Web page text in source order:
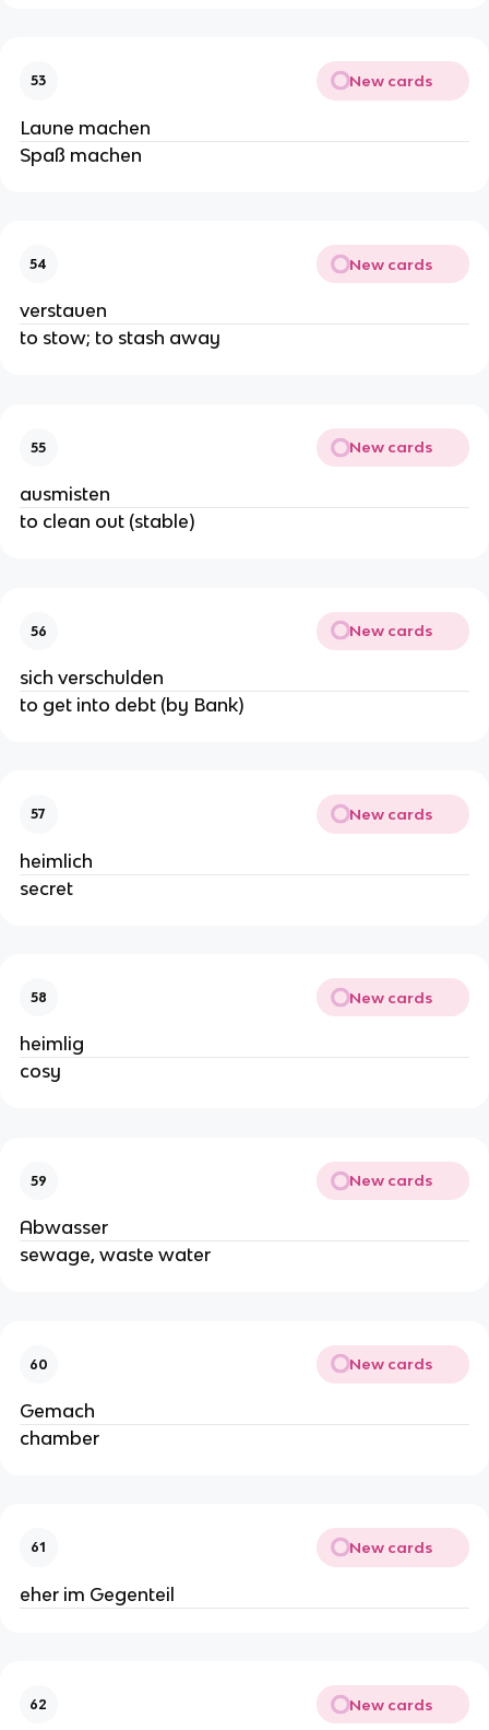
53 New cards
Laune machen
Spaß machen
54 New cards
verstauen
to stow; to stash away
55 New cards
ausmisten
to clean out (stable)
56 New cards
sich verschulden
to get into debt (by Bank)
57 New cards
heimlich
secret
58 New cards
heimlig
cosy
59 New cards
Abwasser
sewage, waste water
60 New cards
Gemach
chamber
61 New cards
eher im Gegenteil
62 New cards